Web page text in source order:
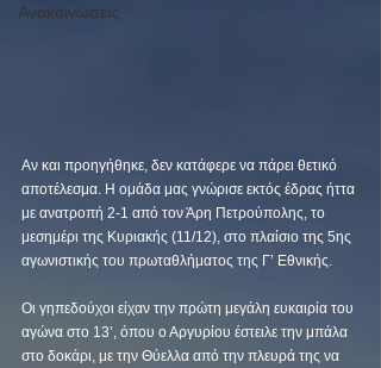
Ανακοινώσεις
Αν και προηγήθηκε, δεν κατάφερε να πάρει θετικό
αποτέλεσμα. Η ομάδα μας γνώρισε εκτός έδρας ήττα
με ανατροπή 2-1 από τον Άρη Πετρούπολης, το
μεσημέρι της Κυριακής (11/12), στο πλαίσιο της 5ης
αγωνιστικής του πρωταθλήματος της Γ’ Εθνικής.
Οι γηπεδούχοι είχαν την πρώτη μεγάλη ευκαιρία του
αγώνα στο 13’, όπου ο Αργυρίου έστειλε την μπάλα
στο δοκάρι, με την Θύελλα από την πλευρά της να